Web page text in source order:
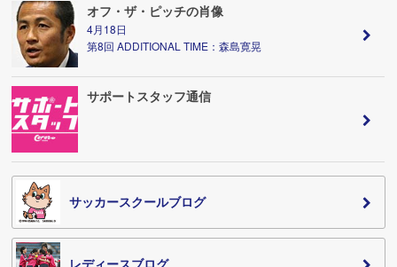
オフ・ザ・ピッチの肖像
4月18日
第8回 ADDITIONAL TIME：森島寛晃
サポートスタッフ通信
サッカースクールブログ
レディースブログ